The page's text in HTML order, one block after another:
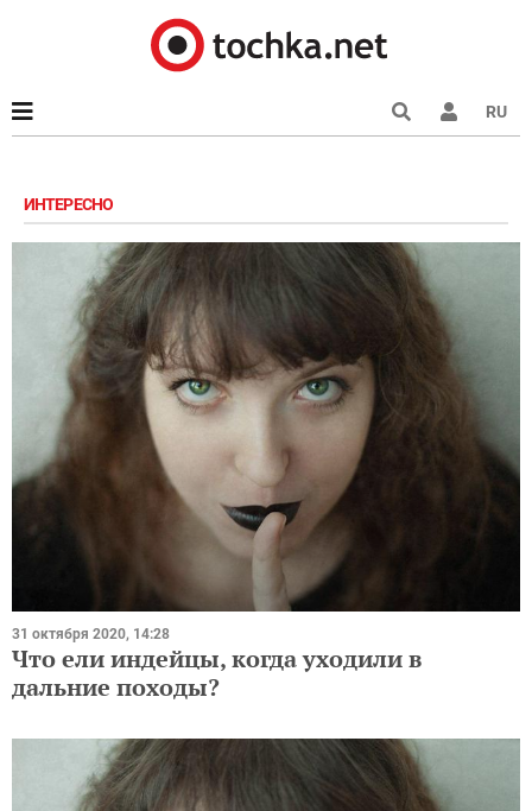
RU
ИНТЕРЕСНО
31 октября 2020, 14:28
Что ели индейцы, когда уходили в
дальние походы?